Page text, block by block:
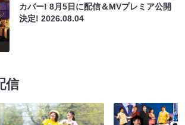
カバー! 8月5日に配信＆MVプレミア公開
決定!2026.08.04
信